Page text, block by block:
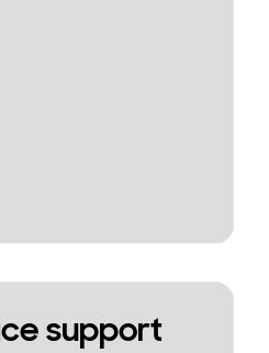
support